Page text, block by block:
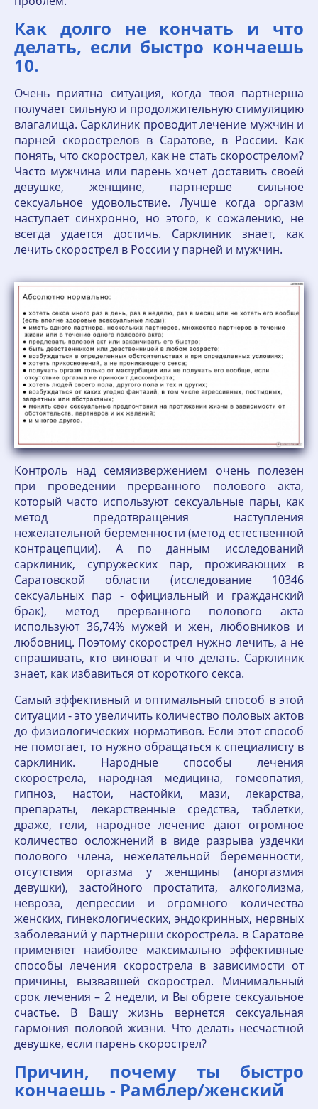
Как долго не кончать и что
делать, если быстро кончаешь
10.
Очень приятна ситуация, когда твоя партнерша
получает сильную и продолжительную стимуляцию
влагалища. Сарклиник проводит лечение мужчин и
парней скорострелов в Саратове, в России. Как
понять, что скорострел, как не стать скорострелом?
Часто мужчина или парень хочет доставить своей
девушке, женщине, партнерше сильное
сексуальное удовольствие. Лучше когда оргазм
наступает синхронно, но этого, к сожалению, не
всегда удается достичь. Сарклиник знает, как
лечить скорострел в России у парней и мужчин.
Контроль над семяизвержением очень полезен
при проведении прерванного полового акта,
который часто используют сексуальные пары, как
метод предотвращения наступления
нежелательной беременности (метод естественной
контрацепции). А по данным исследований
сарклиник, супружеских пар, проживающих в
Саратовской области (исследование 10346
сексуальных пар - официальный и гражданский
брак), метод прерванного полового акта
используют 36,74% мужей и жен, любовников и
любовниц. Поэтому скорострел нужно лечить, а не
спрашивать, кто виноват и что делать. Сарклиник
знает, как избавиться от короткого секса.
Самый эффективный и оптимальный способ в этой
ситуации - это увеличить количество половых актов
до физиологических нормативов. Если этот способ
не помогает, то нужно обращаться к специалисту в
сарклиник. Народные способы лечения
скорострела, народная медицина, гомеопатия,
гипноз, настои, настойки, мази, лекарства,
препараты, лекарственные средства, таблетки,
драже, гели, народное лечение дают огромное
количество осложнений в виде разрыва уздечки
полового члена, нежелательной беременности,
отсутствия оргазма у женщины (аноргазмия
девушки), застойного простатита, алкоголизма,
невроза, депрессии и огромного количества
женских, гинекологических, эндокринных, нервных
заболеваний у партнерши скорострела. в Саратове
применяет наиболее максимально эффективные
способы лечения скорострела в зависимости от
причины, вызвавшей скорострел. Минимальный
срок лечения – 2 недели, и Вы обрете сексуальное
счастье. В Вашу жизнь вернется сексуальная
гармония половой жизни. Что делать несчастной
девушке, если парень скорострел?
Причин, почему ты быстро
кончаешь - Рамблер/женский